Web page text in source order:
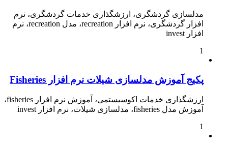
مدلسازی گردشگری، ارزشگذاری خدمات گردشگری، نرم
افزار گردشگری، نرم افزار recreation، مدل recreation، نرم
افزار invest
1
پکیج آموزش مدلسازی شیلات نرم افزار Fisheries
ارزشگذاری خدمات اکوسیستمی، آموزش نرم افزار fisheries،
آموزش مدل fisheries، مدلسازی شیلات، نرم افزار invest
1